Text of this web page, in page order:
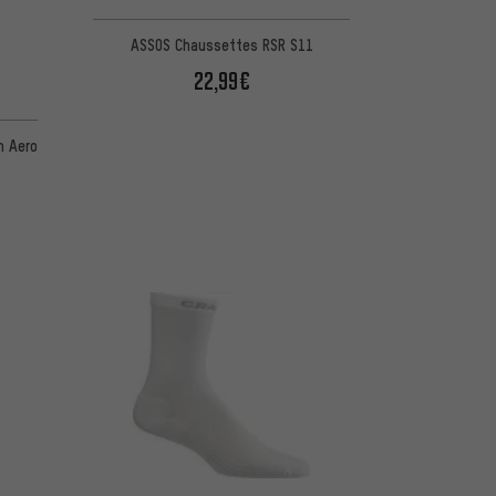
1 avis
Aero
ASSOS Chaussettes RSR S11
22,99€